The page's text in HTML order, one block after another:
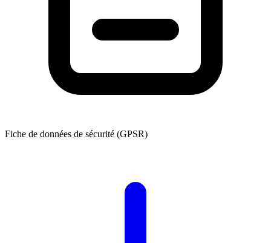
Fiche de données de sécurité (GPSR)